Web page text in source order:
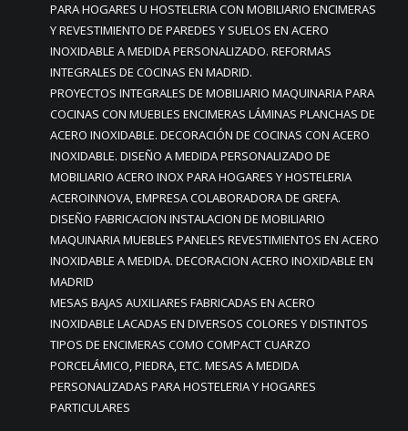
PARA HOGARES U HOSTELERIA CON MOBILIARIO ENCIMERAS
Y REVESTIMIENTO DE PAREDES Y SUELOS EN ACERO
INOXIDABLE A MEDIDA PERSONALIZADO. REFORMAS
INTEGRALES DE COCINAS EN MADRID.
PROYECTOS INTEGRALES DE MOBILIARIO MAQUINARIA PARA
COCINAS CON MUEBLES ENCIMERAS LÁMINAS PLANCHAS DE
ACERO INOXIDABLE. DECORACIÓN DE COCINAS CON ACERO
INOXIDABLE. DISEÑO A MEDIDA PERSONALIZADO DE
MOBILIARIO ACERO INOX PARA HOGARES Y HOSTELERIA
ACEROINNOVA, EMPRESA COLABORADORA DE GREFA.
DISEÑO FABRICACION INSTALACION DE MOBILIARIO
MAQUINARIA MUEBLES PANELES REVESTIMIENTOS EN ACERO
INOXIDABLE A MEDIDA. DECORACION ACERO INOXIDABLE EN
MADRID
MESAS BAJAS AUXILIARES FABRICADAS EN ACERO
INOXIDABLE LACADAS EN DIVERSOS COLORES Y DISTINTOS
TIPOS DE ENCIMERAS COMO COMPACT CUARZO
PORCELÁMICO, PIEDRA, ETC. MESAS A MEDIDA
PERSONALIZADAS PARA HOSTELERIA Y HOGARES
PARTICULARES